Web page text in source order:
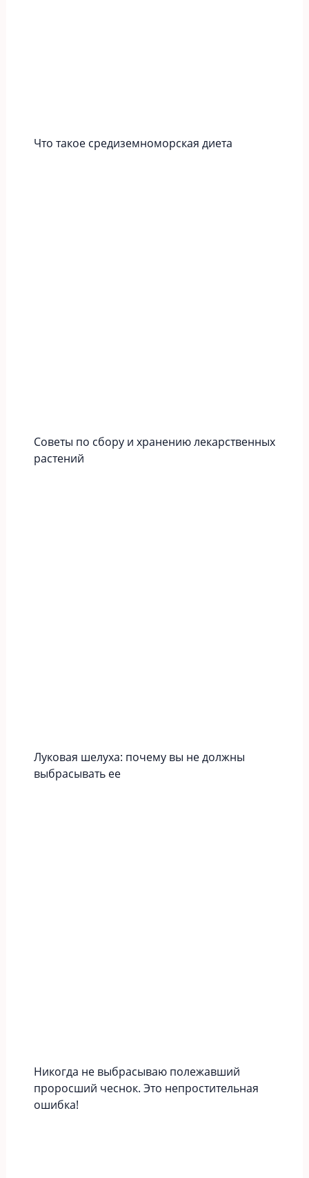
Что такое средиземноморская диета
Советы по сбору и хранению лекарственных
растений
Луковая шелуха: почему вы не должны
выбрасывать ее
Никогда не выбрасываю полежавший
проросший чеснок. Это непростительная
ошибка!